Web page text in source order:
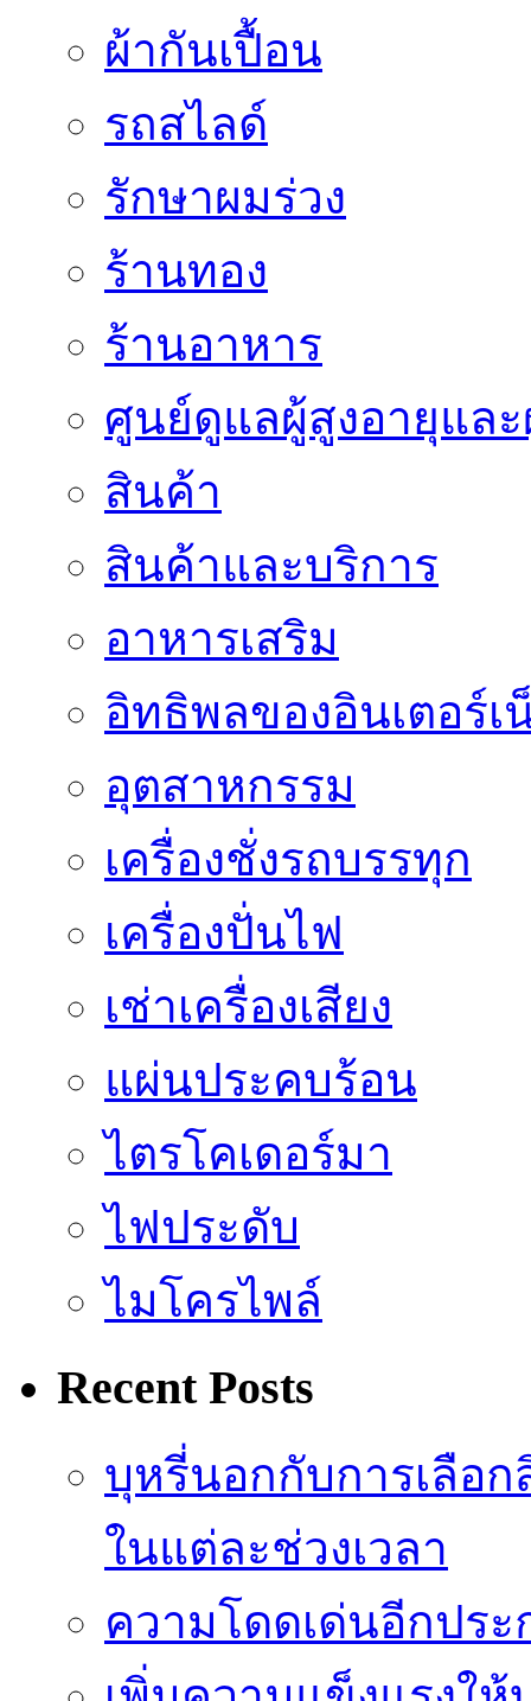
ผ้ากันเปื้อน
รถสไลด์
รักษาผมร่วง
ร้านทอง
ร้านอาหาร
ศูนย์ดูแลผู้สูงอายุแล
สินค้า
สินค้าและบริการ
อาหารเสริม
อิทธิพลของอินเตอร์เ
อุตสาหกรรม
เครื่องชั่งรถบรรทุก
เครื่องปั่นไฟ
เช่าเครื่องเสียง
แผ่นประคบร้อน
ไตรโคเดอร์มา
ไฟประดับ
ไมโครไพล์
Recent Posts
บุหรี่นอกกับการเลือ
ในแต่ละช่วงเวลา
ความโดดเด่นอีกประ